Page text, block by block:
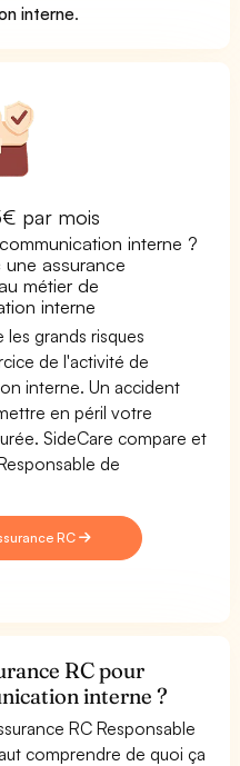
interne.
par mois
interne ?
assurance
métier de
interne
grands risques
de l'activité de
interne. Un accident
en péril votre
SideCare compare et
de
RC
RC pour
interne ?
RC Responsable
comprendre de quoi ça